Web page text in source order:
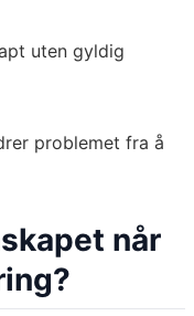
uten gyldig
problemet fra å
når